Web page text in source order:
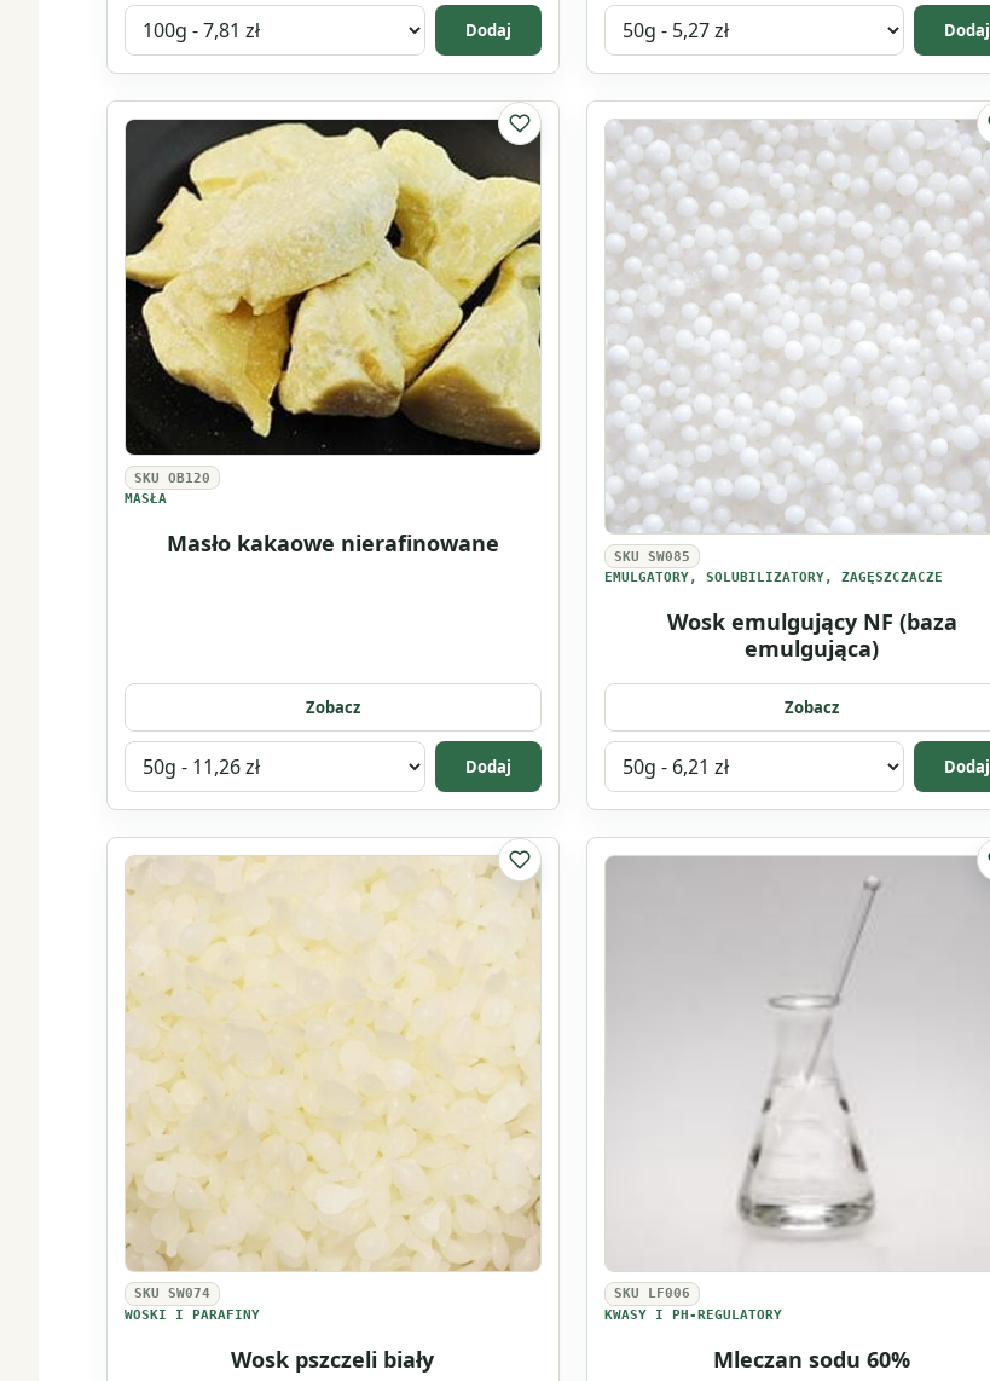
Wybierz
wariant
produktu
Masło
nierafinowane
Dodaj
Wybierz
wariant
produktu
Masło
kokum
Dodaj
SKU OB120
MASŁA
Masło kakaowe nierafinowane
Do listy ulubionych
Zobacz
Wybierz
wariant
produktu
Masło
kakaowe
nierafinowane
Dodaj
SKU SW085
EMULGATORY, SOLUBILIZATORY, ZAGĘSZCZACZE
Wosk emulgujący NF (baza
emulgująca)
Zobacz
Wybierz
wariant
produktu
Wosk
Dodaj
SKU SW074
WOSKI I PARAFINY
Wosk pszczeli biały
Do listy ulubionych
SKU LF006
KWASY I PH-REGULATORY
Mleczan sodu 60%